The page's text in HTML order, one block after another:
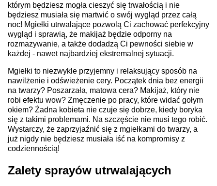
którym będziesz mogła cieszyć się trwałością i nie
będziesz musiała się martwić o swój wygląd przez całą
noc! Mgiełki utrwalające pozwolą Ci zachować perfekcyjny
wygląd i sprawią, że makijaż będzie odporny na
rozmazywanie, a także dodadzą Ci pewności siebie w
każdej - nawet najbardziej ekstremalnej sytuacji.
Mgiełki to niezwykle przyjemny i relaksujący sposób na
nawilżenie i odświeżenie cery. Początek dnia bez energii
na twarzy? Poszarzała, matowa cera? Makijaż, który nie
robi efektu wow? Zmęczenie po pracy, które widać gołym
okiem? Żadna kobieta nie czuje się dobrze, kiedy boryka
się z takimi problemami. Na szczęście nie musi tego robić.
Wystarczy, że zaprzyjaźnić się z mgiełkami do twarzy, a
już nigdy nie będziesz musiała iść na kompromisy z
codziennością!
Zalety sprayów utrwalających